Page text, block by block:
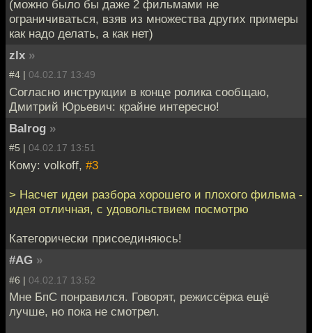
(можно было бы даже 2 фильмами не
ограничиваться, взяв из множества других примеры
как надо делать, а как нет)
zlx »
#4 | 04.02.17 13:49
Согласно инструкции в конце ролика сообщаю,
Дмитрий Юрьевич: крайне интересно!
Balrog »
#5 | 04.02.17 13:51
Кому: volkoff, #3
> Насчет идеи разбора хорошего и плохого фильма -
идея отличная, с удовольствием посмотрю
Категорически присоединяюсь!
#AG »
#6 | 04.02.17 13:52
Мне БпС понравился. Говорят, режиссёрка ещё
лучше, но пока не смотрел.